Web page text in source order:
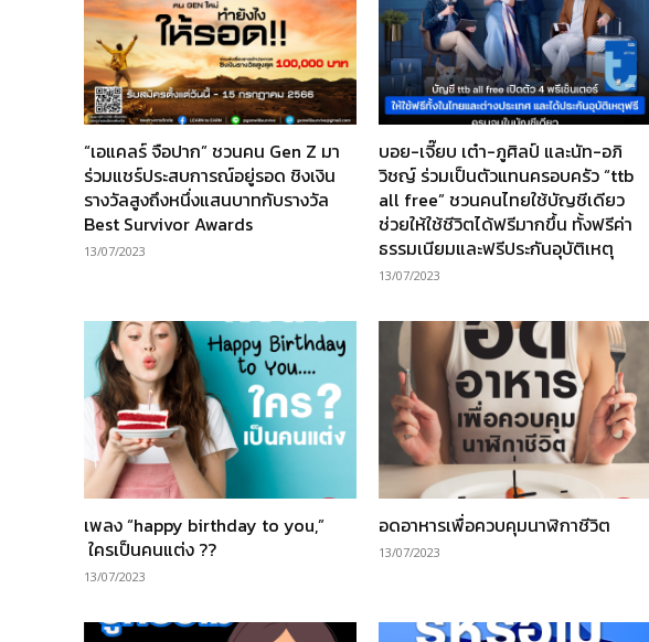
“เอแคลร์ จือปาก” ชวนคน Gen Z มา
ร่วมแชร์ประสบการณ์อยู่รอด ชิงเงิน
รางวัลสูงถึงหนึ่งแสนบาทกับรางวัล
Best Survivor Awards
13/07/2023
บอย-เจี๊ยบ เต๋า-ภูศิลป์ และนัท-อภิ
วิชญ์ ร่วมเป็นตัวแทนครอบครัว “ttb
all free” ชวนคนไทยใช้บัญชีเดียว
ช่วยให้ใช้ชีวิตได้ฟรีมากขึ้น ทั้งฟรีค่า
ธรรมเนียมและฟรีประกันอุบัติเหตุ
13/07/2023
เพลง “happy birthday to you,”
ใครเป็นคนแต่ง ??
13/07/2023
อดอาหารเพื่อควบคุมนาฬิกาชีวิต
13/07/2023